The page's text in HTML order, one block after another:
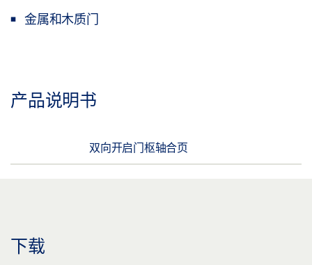
金属和木质门
产品说明书
双向开启门枢轴合页
下载